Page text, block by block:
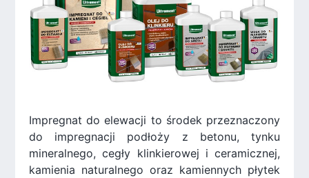
Impregnat do elewacji to środek przeznaczony
do impregnacji podłoży z betonu, tynku
mineralnego, cegły klinkierowej i ceramicznej,
kamienia naturalnego oraz kamiennych płytek